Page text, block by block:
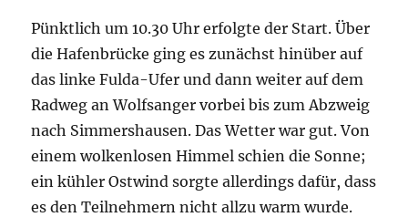
Pünktlich um 10.30 Uhr erfolgte der Start. Über
die Hafenbrücke ging es zunächst hinüber auf
das linke Fulda-Ufer und dann weiter auf dem
Radweg an Wolfsanger vorbei bis zum Abzweig
nach Simmershausen. Das Wetter war gut. Von
einem wolkenlosen Himmel schien die Sonne;
ein kühler Ostwind sorgte allerdings dafür, dass
es den Teilnehmern nicht allzu warm wurde.